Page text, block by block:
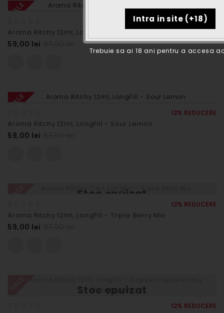
Trebuie sa ai 18 ani pentru a accesa
SALE
12% REDUCERE
Aroma Ritchy 12ml, LongFill - Grape Kiwi
59,00 lei
SALE
12% REDUCERE
Aroma Ritchy 12ml, LongFill - Sour Lemon
59,00 lei
Stoc epuizat
12% REDUCERE
Aroma Ritchy 12ml, LongFill - Triple Berry Mix
59,00 lei
Stoc epuizat
12% REDUCERE